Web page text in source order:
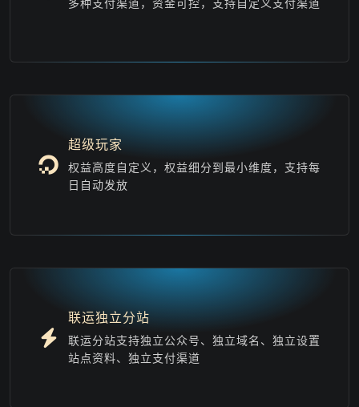
超级玩家
权益高度自定义，权益细分到最小维度，支持每
日自动发放
联运独立分站
联运分站支持独立公众号、独立域名、独立设置
站点资料、独立支付渠道